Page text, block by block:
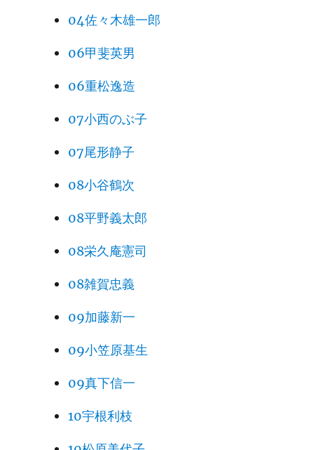
04佐々木雄一郎
06甲斐英男
06重松逸造
07小西のぶ子
07尾形静子
08小谷鶴次
08平野義太郎
08栄久庵憲司
08雑賀忠義
09加藤新一
09小笠原基生
09真下信一
10宇根利枝